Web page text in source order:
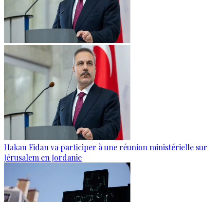
Hakan Fidan va participer à une réunion ministérielle sur
Jérusalem en Jordanie